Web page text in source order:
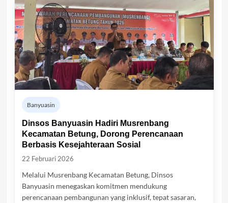
Banyuasin
Dinsos Banyuasin Hadiri Musrenbang
Kecamatan Betung, Dorong Perencanaan
Berbasis Kesejahteraan Sosial
22 Februari 2026
Melalui Musrenbang Kecamatan Betung, Dinsos
Banyuasin menegaskan komitmen mendukung
perencanaan pembangunan yang inklusif, tepat sasaran,